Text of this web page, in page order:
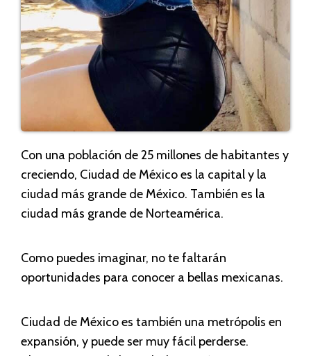
Con una población de 25 millones de habitantes y
creciendo, Ciudad de México es la capital y la
ciudad más grande de México. También es la
ciudad más grande de Norteamérica.
Como puedes imaginar, no te faltarán
oportunidades para conocer a bellas mexicanas.
Ciudad de México es también una metrópolis en
expansión, y puede ser muy fácil perderse.